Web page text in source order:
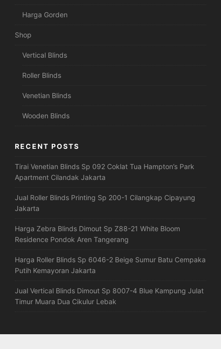
Harga Gorden
Shop
Vertical Blinds
Roller Blinds
Venetian Blinds
Wooden Blinds
RECENT POSTS
Tirai Venetian Blinds Sp 092 Coklat Tua Hampton’s Park
Apartment Cilandak Jakarta
Jual Roller Blinds Printing Sp 200-1 Cilangkap Cipayung
Jakarta
Harga Zebra Blinds Dimout Sp Z88-21 White Bloom
Residence Pondok Aren Tangerang
Harga Roller Blinds Sp 6046-2 Beige Sumur Batu Cempaka
Putih Kemayoran Jakarta
Jual Vertical Blinds Dimout Sp 8007-4 Blue Kampung Julat
Timur Muara Dua Cikulur Lebak